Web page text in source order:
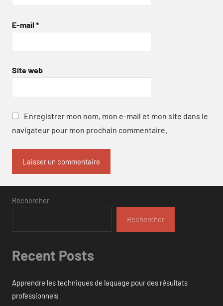
E-mail *
Site web
Enregistrer mon nom, mon e-mail et mon site dans le
navigateur pour mon prochain commentaire.
Rechercher
Rechercher
Recent Posts
Apprendre les techniques de laquage pour des résultats
professionnels